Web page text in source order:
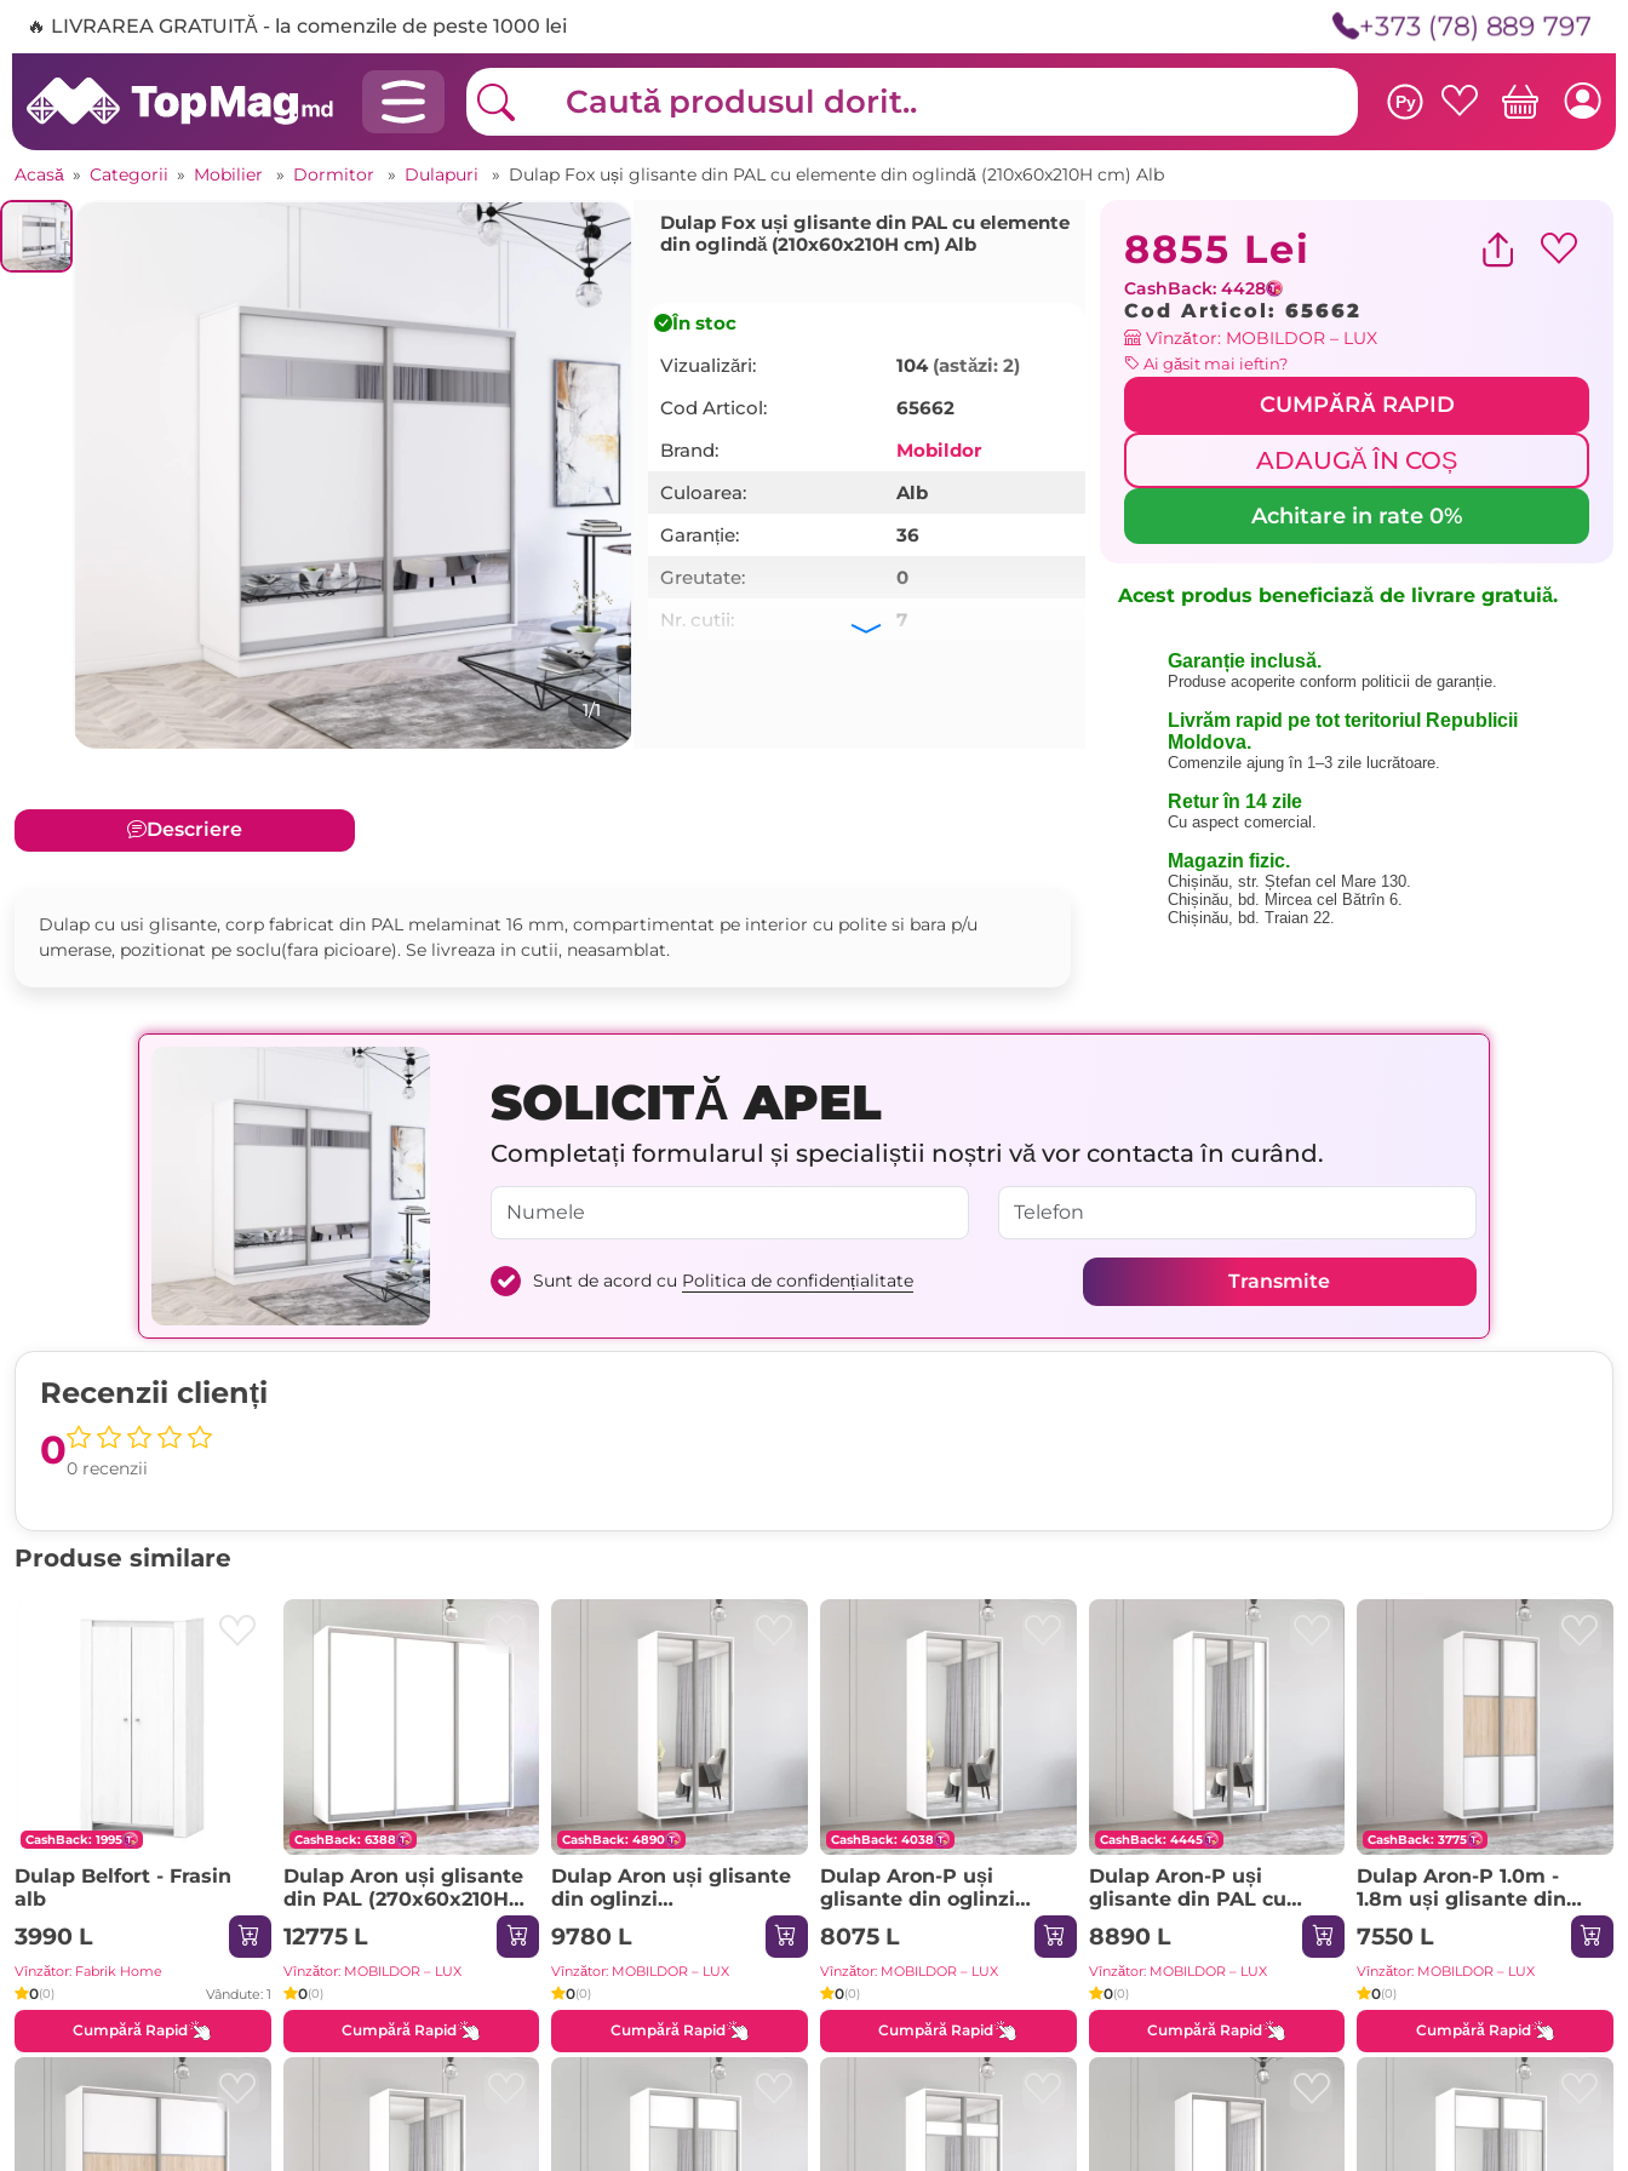
🔥 LIVRAREA GRATUITĂ - la comenzile de peste 1000 lei +373 (78) 889 797
Ру
Acasă » Categorii » Mobilier » Dormitor » Dulapuri » Dulap Fox uși glisante din PAL cu elemente din oglindă (210x60x210H cm) Alb
1/1
Dulap Fox uși glisante din PAL cu elemente
din oglindă (210x60x210H cm) Alb
În stoc
Vizualizări:
104 (astăzi: 2)
Cod Articol:
65662
Brand:
Mobildor
Culoarea:
Alb
Garanție:
36
Greutate:
0
Nr. cutii:
7
Descriere
Dulap cu usi glisante, corp fabricat din PAL melaminat 16 mm, compartimentat pe interior cu polite si bara p/u
umerase, pozitionat pe soclu(fara picioare). Se livreaza in cutii, neasamblat.
8855 Lei
CashBack: 4428
Cod Articol: 65662
Vînzător: MOBILDOR – LUX
Ai găsit mai ieftin?
CUMPĂRĂ RAPID
ADAUGĂ ÎN COȘ
Achitare in rate 0%
Acest produs beneficiază de livrare gratuiă.
Garanție inclusă.
Produse acoperite conform politicii de garanție.
Livrăm rapid pe tot teritoriul Republicii
Moldova.
Comenzile ajung în 1–3 zile lucrătoare.
Retur în 14 zile
Cu aspect comercial.
Magazin fizic.
Chișinău, str. Ștefan cel Mare 130.
Chișinău, bd. Mircea cel Bătrîn 6.
Chișinău, bd. Traian 22.
SOLICITĂ APEL
Completați formularul și specialiștii noștri vă vor contacta în curând.
Sunt de acord cu Politica de confidențialitate Transmite
Recenzii clienți
00 recenzii
Produse similare
CashBack: 1995
Dulap Belfort - Frasin
alb
3990 L
Vînzător: Fabrik Home
0(0) Vândute: 1
Cumpără Rapid
CashBack: 6388
Dulap Aron uși glisante
din PAL (270x60x210H
cm) Sonoma
12775 L
Vînzător: MOBILDOR – LUX
0(0)
Cumpără Rapid
CashBack: 4890
Dulap Aron uși glisante
din oglinzi
(170x60x240H cm) Alb
brilliant
9780 L
Vînzător: MOBILDOR – LUX
0(0)
Cumpără Rapid
CashBack: 4038
Dulap Aron-P uși
glisante din oglinzi
(130x60x230H cm)
Sonoma
8075 L
Vînzător: MOBILDOR – LUX
0(0)
Cumpără Rapid
CashBack: 4445
Dulap Aron-P uși
glisante din PAL cu
oglindă vertical
(180x60x210H cm)
Sonoma
8890 L
Vînzător: MOBILDOR – LUX
0(0)
Cumpără Rapid
CashBack: 3775
Dulap Aron-P 1.0m -
1.8m uși glisante din
PAL orizontal
(130x60x200H cm)
Sonoma
7550 L
Vînzător: MOBILDOR – LUX
0(0)
Cumpără Rapid